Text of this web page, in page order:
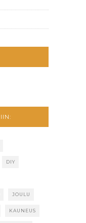
DIY
JOULU
KAUNEUS